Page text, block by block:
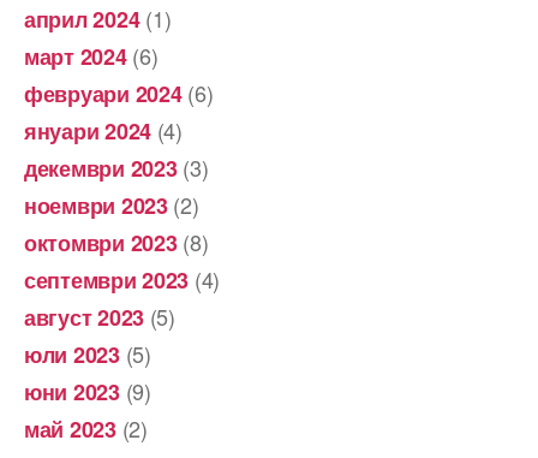
април 2024(1)
март 2024(6)
февруари 2024(6)
януари 2024 (4)
декември 2023(3)
ноември 2023(2)
октомври 2023(8)
септември 2023 (4)
август 2023 (5)
юли 2023(5)
юни 2023(9)
май 2023(2)